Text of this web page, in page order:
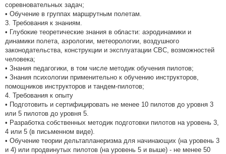
соревновательных задач;
• Обучение в группах маршрутным полетам.
3. Требования к знаниям.
• Глубокие теоретические знания в области: аэродинамики и
динамики полета, аэрологии, метеорологии, воздушного
законодательства, конструкции и эксплуатации СВС, возможностей
человека;
• Знания педагогики, в том числе методик обучения пилотов;
• Знания психологии применительно к обучению инструкторов,
помощников инструкторов и тандем-пилотов;
4. Требования к опыту
• Подготовить и сертифицировать не менее 10 пилотов до уровня 3
или 5 пилотов до уровня 5.
• Разработка собственных методик подготовки пилотов на уровень 3,
4 или 5 (в письменном виде).
• Обучение теории дельтапланеризма для начинающих (на уровень 3
и 4) или продвинутых пилотов (на уровень 5 и выше) - не менее 50